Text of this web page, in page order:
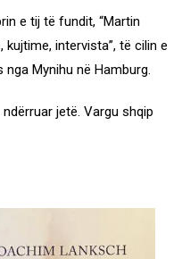
e tij të fundit, “Martin
intervista”, të cilin e
Mynihu në Hamburg.
jetë. Vargu shqip